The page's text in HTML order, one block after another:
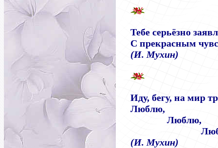
Тебе серьёзно
С прекрасным
(И. Мухин)
Иду, бегу, на мир
Люблю,
Люблю,
Люблю
(И. Мухин)